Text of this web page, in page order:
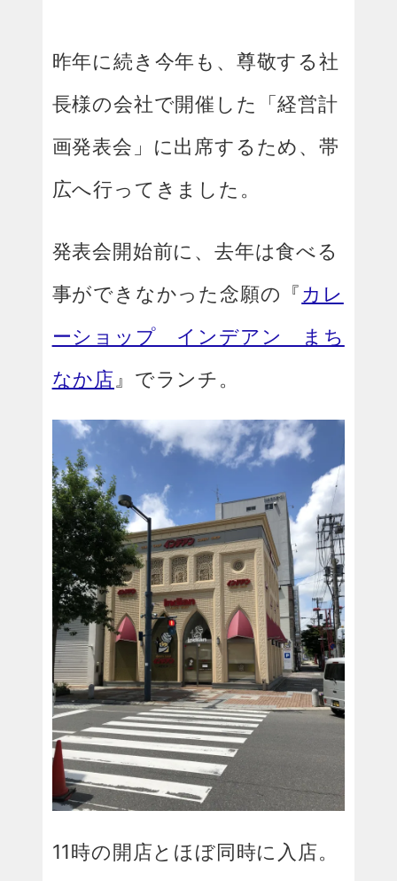
昨年に続き今年も、尊敬する社
長様の会社で開催した「経営計
画発表会」に出席するため、帯
広へ行ってきました。
発表会開始前に、去年は食べる
事ができなかった念願の『カレ
ーショップ インデアン まち
なか店 』でランチ。
11時の開店とほぼ同時に入店。